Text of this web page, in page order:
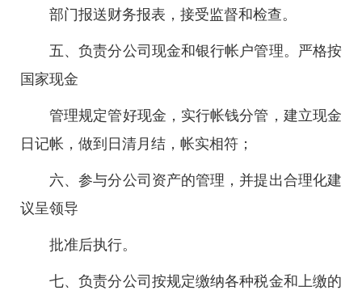
部门报送财务报表，接受监督和检查。
五、负责分公司现金和银行帐户管理。严格按
国家现金
管理规定管好现金，实行帐钱分管，建立现金
日记帐，做到日清月结，帐实相符；
六、参与分公司资产的管理，并提出合理化建
议呈领导
批准后执行。
七、负责分公司按规定缴纳各种税金和上缴的